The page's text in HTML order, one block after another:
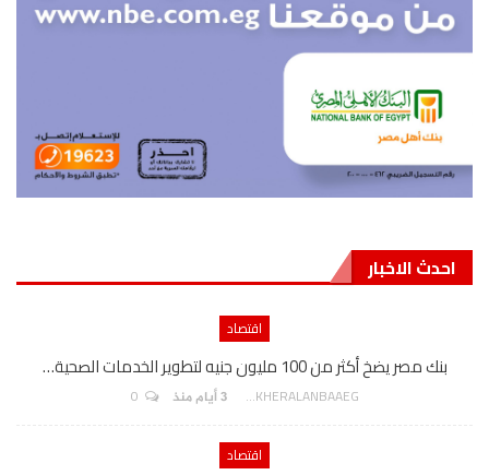
احدث الاخبار
اقتصاد
بنك مصر يضخ أكثر من 100 مليون جنيه لتطوير الخدمات الصحية…
AKHERALANBAAEG 3 أيام منذ
اقتصاد